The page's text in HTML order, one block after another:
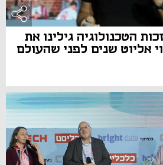
הטכנולוגיה גילינו את
אליוט שנים לפני שהעולם